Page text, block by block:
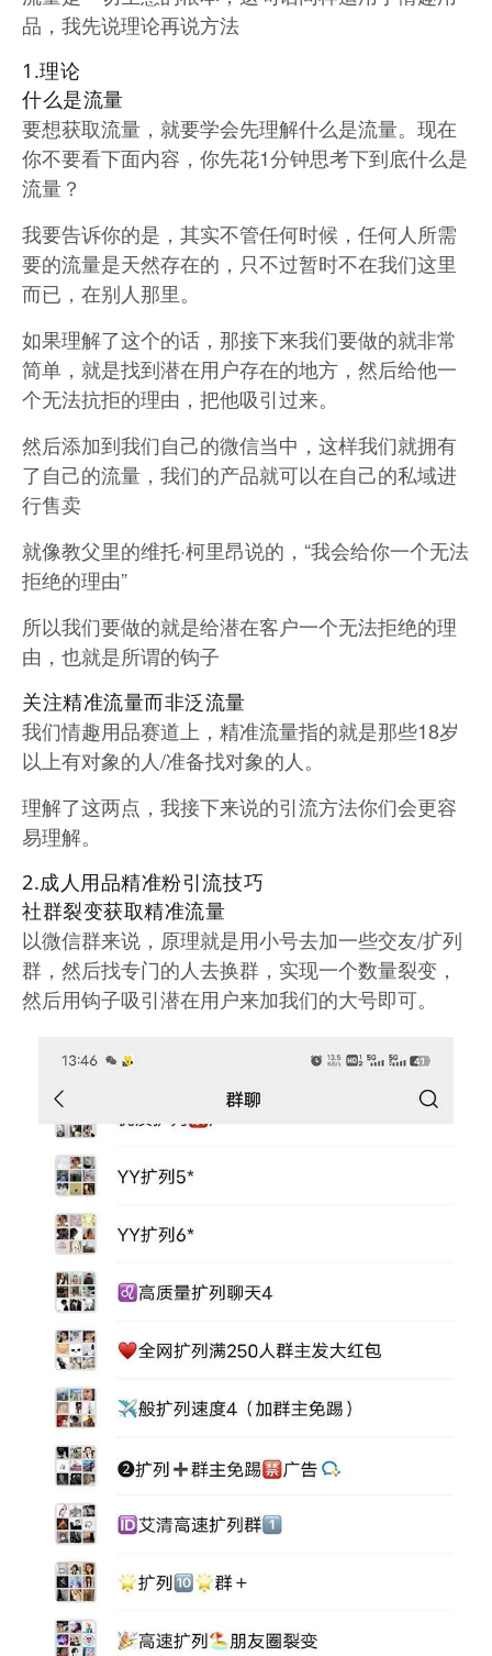
品，我先说理论再说方法
1.理论
什么是流量
要想获取流量，就要学会先理解什么是流量。现在
你不要看下面内容，你先花1分钟思考下到底什么是
流量？
我要告诉你的是，其实不管任何时候，任何人所需
要的流量是天然存在的，只不过暂时不在我们这里
而已，在别人那里。
如果理解了这个的话，那接下来我们要做的就非常
简单，就是找到潜在用户存在的地方，然后给他一
个无法抗拒的理由，把他吸引过来。
然后添加到我们自己的微信当中，这样我们就拥有
了自己的流量，我们的产品就可以在自己的私域进
行售卖
就像教父里的维托·柯里昂说的，“我会给你一个无法
拒绝的理由”
所以我们要做的就是给潜在客户一个无法拒绝的理
由，也就是所谓的钩子
关注精准流量而非泛流量
我们情趣用品赛道上，精准流量指的就是那些18岁
以上有对象的人/准备找对象的人。
理解了这两点，我接下来说的引流方法你们会更容
易理解。
2.成人用品精准粉引流技巧
社群裂变获取精准流量
以微信群来说，原理就是用小号去加一些交友/扩列
群，然后找专门的人去换群，实现一个数量裂变，
然后用钩子吸引潜在用户来加我们的大号即可。